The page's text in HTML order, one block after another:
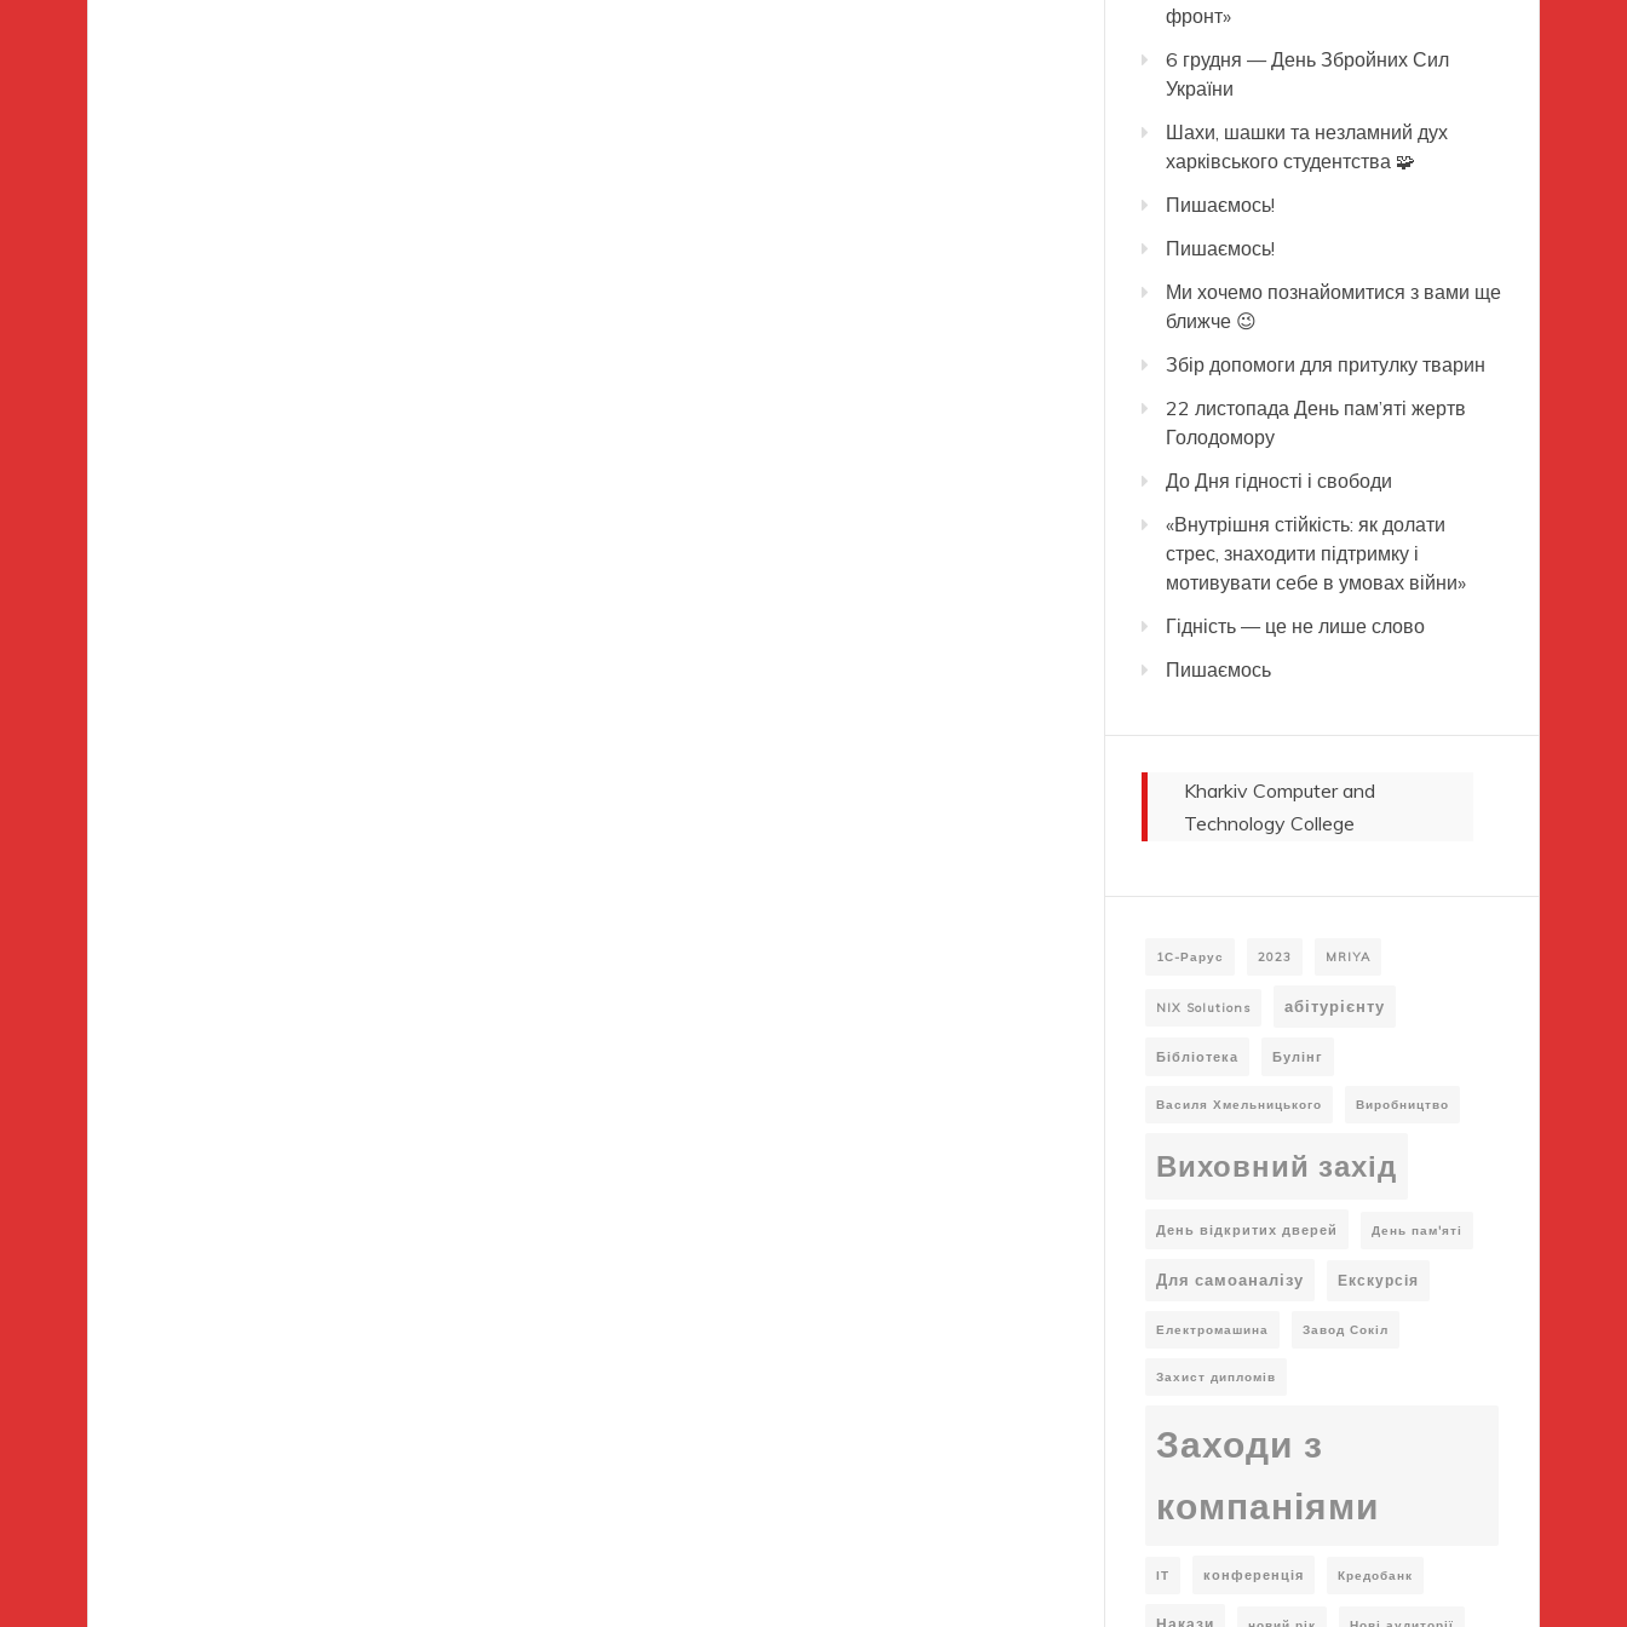
фронт»
6 грудня — День Збройних Сил
України
Шахи, шашки та незламний дух
харківського студентства 🧩
Пишаємось!
Пишаємось!
Ми хочемо познайомитися з вами ще
ближче 😉
Збір допомоги для притулку тварин
22 листопада День пам’яті жертв
Голодомору
До Дня гідності і свободи
«Внутрішня стійкість: як долати
стрес, знаходити підтримку і
мотивувати себе в умовах війни»
Гідність — це не лише слово
Пишаємось
Kharkiv Computer and
Technology College
1С-Рарус 2023 MRIYA
NIX Solutions абітурієнту
Бібліотека Булінг
Василя Хмельницького Виробництво
Виховний захід
День відкритих дверей День пам'яті
Для самоаналізу Екскурсія
Електромашина Завод Сокіл
Захист дипломів
Заходи з
компаніями
ІТ конференція Кредобанк